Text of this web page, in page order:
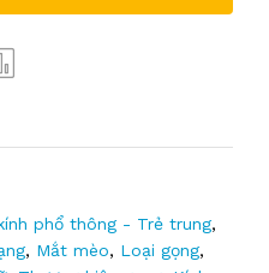
phổ thông - Trẻ trung,
, Mắt mèo, Loại gọng,